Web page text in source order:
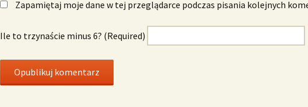
Zapamiętaj moje dane w tej przeglądarce podczas pisania kolejnych
Ile to trzynaście minus 6? (Required)